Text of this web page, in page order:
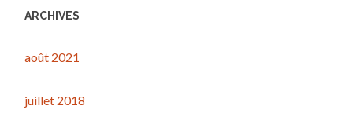
ARCHIVES
août 2021
juillet 2018